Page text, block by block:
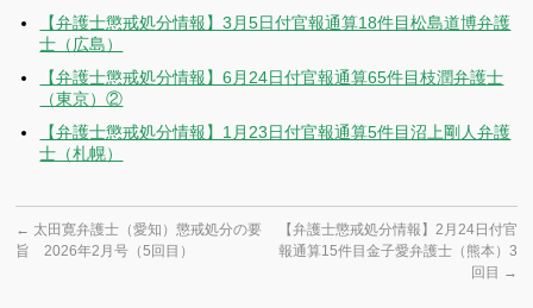
【弁護士懲戒処分情報】3月5日付官報通算18件目松島道博弁護
士（広島）
【弁護士懲戒処分情報】6月24日付官報通算65件目枝潤弁護士
（東京）②
【弁護士懲戒処分情報】1月23日付官報通算5件目沼上剛人弁護
士（札幌）
← 太田寛弁護士（愛知）懲戒処分の要
旨 2026年2月号（5回目）
【弁護士懲戒処分情報】2月24日付官
報通算15件目金子愛弁護士（熊本）3
回目 →